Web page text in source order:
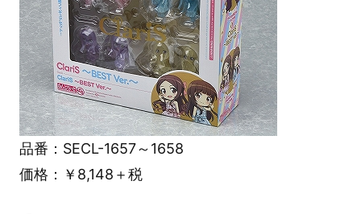
品番：SECL-1657～1658
価格：￥8,148＋税